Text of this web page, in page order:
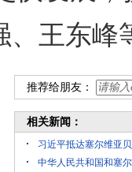
、王东峰
推荐给朋友：
相关新闻：
习近平抵达塞尔维亚
中华人民共和国和塞